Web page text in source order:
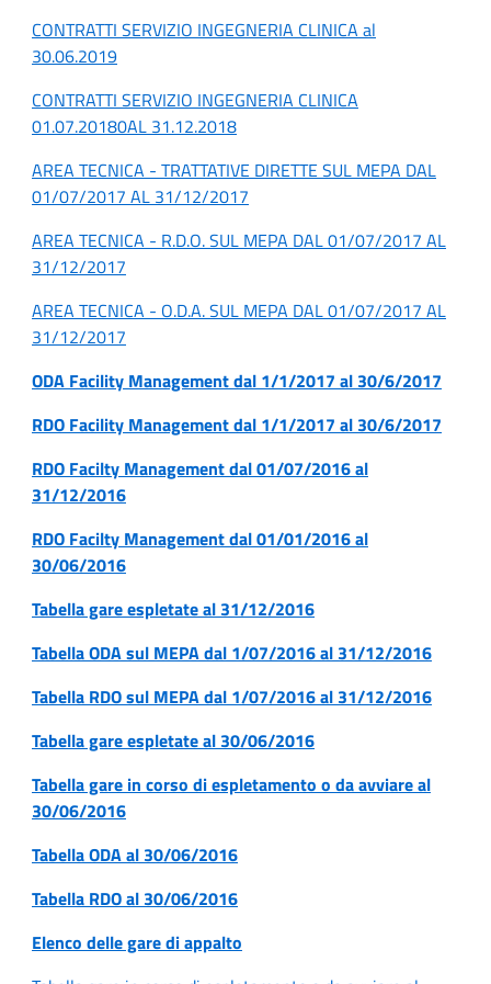
CONTRATTI SERVIZIO INGEGNERIA CLINICA al
30.06.2019
CONTRATTI SERVIZIO INGEGNERIA CLINICA
01.07.20180AL 31.12.2018
AREA TECNICA - TRATTATIVE DIRETTE SUL MEPA DAL
01/07/2017 AL 31/12/2017
AREA TECNICA - R.D.O. SUL MEPA DAL 01/07/2017 AL
31/12/2017
AREA TECNICA - O.D.A. SUL MEPA DAL 01/07/2017 AL
31/12/2017
ODA Facility Management dal 1/1/2017 al 30/6/2017
RDO Facility Management dal 1/1/2017 al 30/6/2017
RDO Facilty Management dal 01/07/2016 al
31/12/2016
RDO Facilty Management dal 01/01/2016 al
30/06/2016
Tabella gare espletate al 31/12/2016
Tabella ODA sul MEPA dal 1/07/2016 al 31/12/2016
Tabella RDO sul MEPA dal 1/07/2016 al 31/12/2016
Tabella gare espletate al 30/06/2016
Tabella gare in corso di espletamento o da avviare al
30/06/2016
Tabella ODA al 30/06/2016
Tabella RDO al 30/06/2016
Elenco delle gare di appalto